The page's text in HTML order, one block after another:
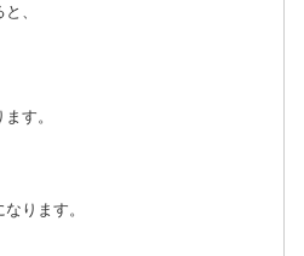
、
す。
ります。